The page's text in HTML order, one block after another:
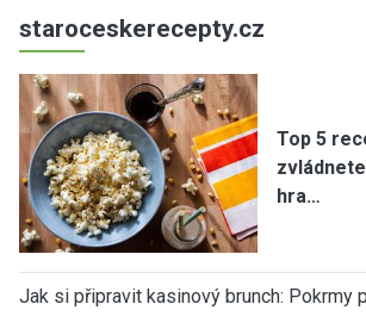
staroceskerecepty.cz
Top 5
hra…
Jak si připravit kasinový brunch: Pokrmy